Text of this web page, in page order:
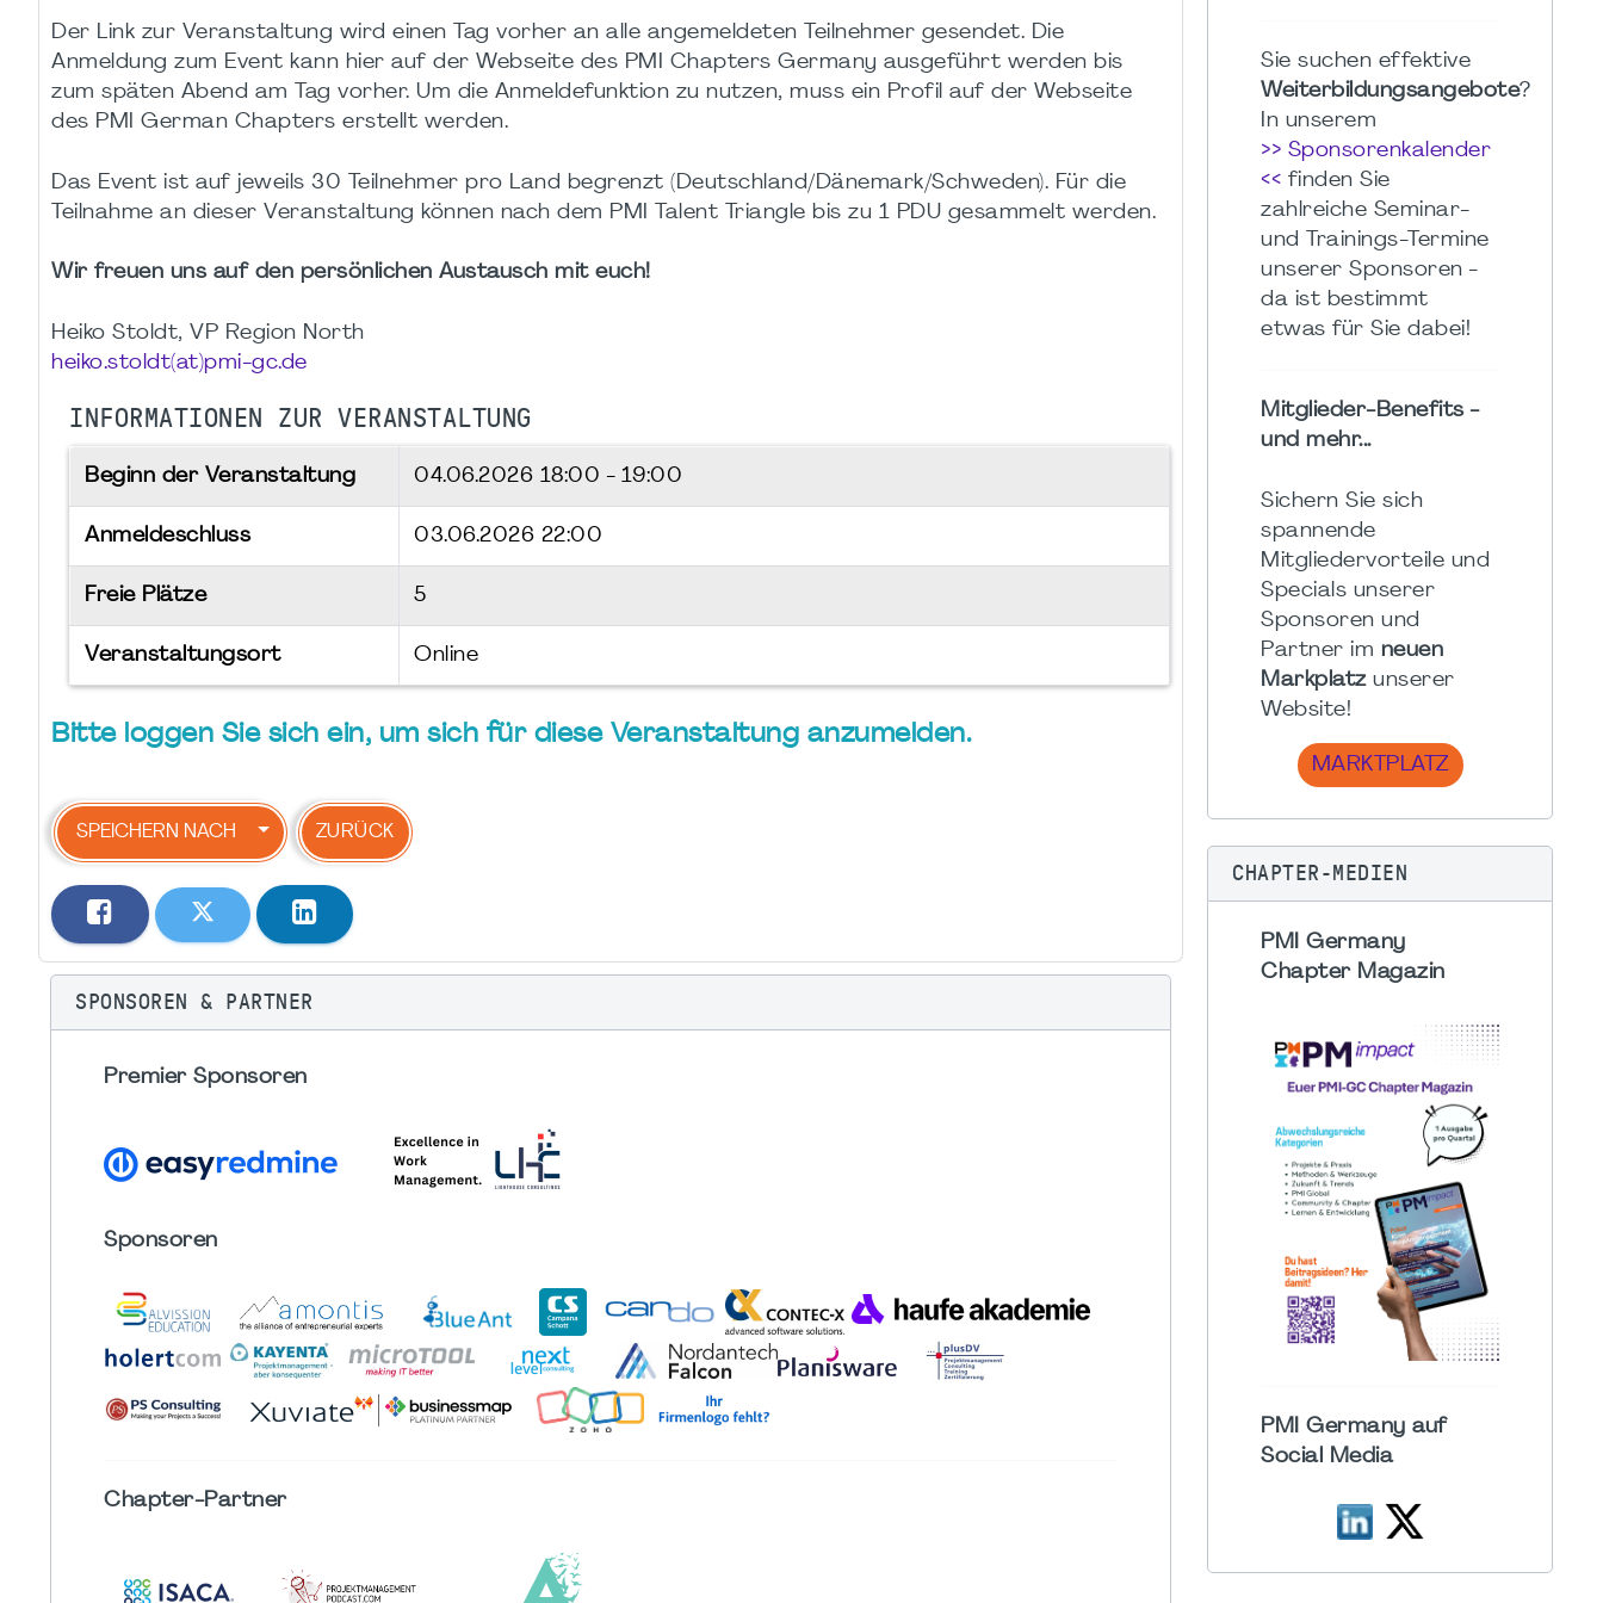
Der Link zur Veranstaltung wird einen Tag vorher an alle angemeldeten Teilnehmer gesendet. Die
Anmeldung zum Event kann hier auf der Webseite des PMI Chapters Germany ausgeführt werden bis
zum späten Abend am Tag vorher. Um die Anmeldefunktion zu nutzen, muss ein Profil auf der Webseite
des PMI German Chapters erstellt werden.
Das Event ist auf jeweils 30 Teilnehmer pro Land begrenzt (Deutschland/Dänemark/Schweden). Für die
Teilnahme an dieser Veranstaltung können nach dem PMI Talent Triangle bis zu 1 PDU gesammelt werden.
Wir freuen uns auf den persönlichen Austausch mit euch!
Heiko Stoldt, VP Region North
heiko.stoldt(at)pmi-gc.de
INFORMATIONEN ZUR VERANSTALTUNG
Beginn der Veranstaltung 04.06.2026 18:00 - 19:00
Anmeldeschluss 03.06.2026 22:00
Freie Plätze 5
Veranstaltungsort Online
Bitte loggen Sie sich ein, um sich für diese Veranstaltung anzumelden.
SPEICHERN NACH ZURÜCK
SPONSOREN & PARTNER
Premier Sponsoren
Sponsoren
Chapter-Partner
Sie suchen effektive
Weiterbildungsangebote?
In unserem
>> Sponsorenkalender
<< finden Sie
zahlreiche Seminar-
und Trainings-Termine
unserer Sponsoren -
da ist bestimmt
etwas für Sie dabei!
Mitglieder-Benefits -
und mehr...
Sichern Sie sich
spannende
Mitgliedervorteile und
Specials unserer
Sponsoren und
Partner im neuen
Markplatzunserer
Website!
MARKTPLATZ
CHAPTER-MEDIEN
PMI Germany
Chapter Magazin
PMI Germany auf
Social Media